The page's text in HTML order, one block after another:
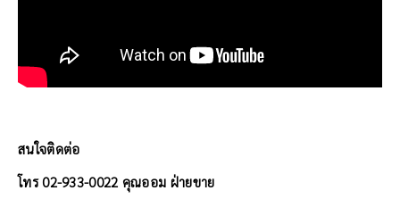
สนใจติดต่อ
โทร 02-933-0022 คุณออม ฝ่ายขาย